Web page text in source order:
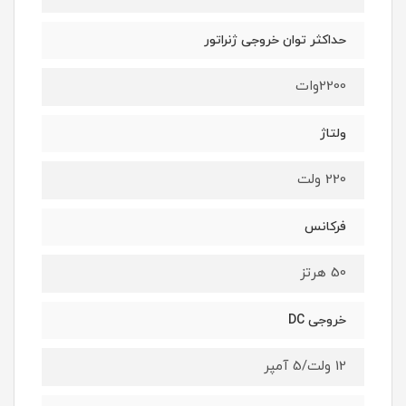
حداکثر توان خروجی ژنراتور
2200وات
ولتاژ
220 ولت
فرکانس
50 هرتز
خروجی DC
12 ولت/5 آمپر